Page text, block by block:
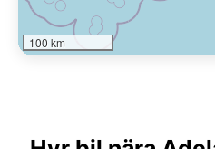
100 km